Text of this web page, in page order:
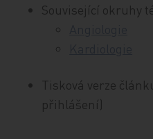
Související okruhy
Tisková verze
přihlášení)